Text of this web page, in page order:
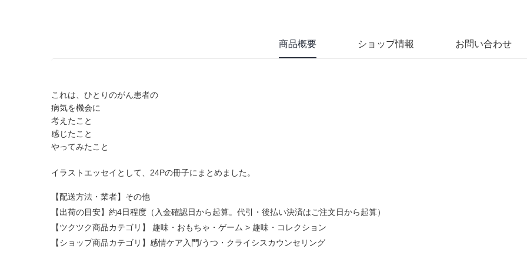
商品概要 ショップ情報 お問い合わせ
これは、ひとりのがん患者の
病気を機会に
考えたこと
感じたこと
やってみたこと
イラストエッセイとして、24Pの冊子にまとめました。
【配送方法・業者】その他
【出荷の目安】約4日程度（入金確認日から起算。代引・後払い決済はご注文日から起算）
【ツクツク商品カテゴリ】 趣味・おもちゃ・ゲーム > 趣味・コレクション
【ショップ商品カテゴリ】 感情ケア入門/うつ・クライシスカウンセリング